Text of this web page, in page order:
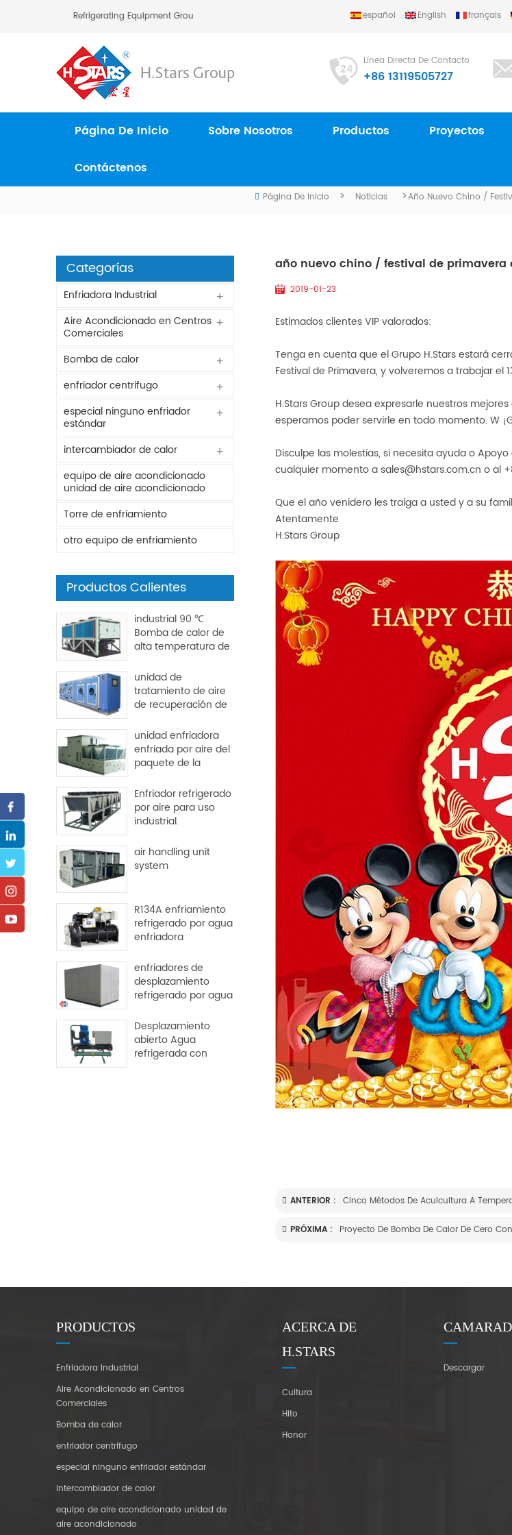
(Guangzhou) Refrigerating Equipment Group Ltd.. español English français
Línea Directa De Contacto
+86 13119505727
Página De Inicio Sobre Nosotros Productos Proyectos
Contáctenos
Página De Inicio > Noticias >Año Nuevo Chino /
año nuevo chino / festival de primavera
2019-01-23
Estimados clientes VIP valorados:
Tenga en cuenta que el Grupo H.Stars estará
Festival de Primavera, y volveremos a trabajar el
H.Stars Group desea expresarle nuestros
esperamos poder servirle en todo momento.W
Disculpe las molestias, si necesita ayuda oApoyo
cualquier momento a sales@hstars.com.cn o al
Que el año venidero les traiga a usted y a su
Atentamente
H.Stars Group
ANTERIOR :
PRÓXIMA : Proyecto De Bomba De Calor De Cero
Categorías
Enfriadora Industrial
Aire Acondicionado en Centros
Comerciales
Bomba de calor
enfriador centrifugo
especial ninguno enfriador
estándar
intercambiador de calor
equipo de aire acondicionado
unidad de aire acondicionado
Torre de enfriamiento
otro equipo de enfriamiento
Productos Calientes
industrial 90 ℃
Bomba de calor de
alta temperatura de
unidad de
tratamiento de aire
de recuperación de
hospital
unidad enfriadora
enfriada por aire del
paquete de la
Enfriador refrigerado
por aire para uso
industrial.
air handling unit
system
R134A enfriamiento
refrigerado por agua
enfriadora
enfriadores de
desplazamiento
refrigerado por agua
Desplazamiento
abierto Agua
refrigerada con
PRODUCTOS
Enfriadora Industrial
Aire Acondicionado en Centros
Comerciales
Bomba de calor
enfriador centrifugo
especial ninguno enfriador estándar
intercambiador de calor
equipo de aire acondicionado unidad de
aire acondicionado
ACERCA DE
H.STARS
Cultura
Hito
Honor
Descargar